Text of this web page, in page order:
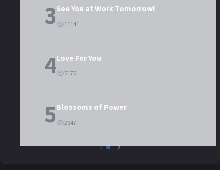
3See You at Work Tomorrow!
11141
4Love For You
5170
5Blossoms of Power
2647